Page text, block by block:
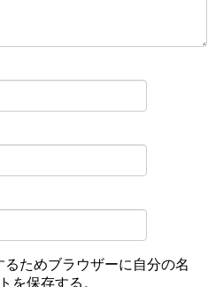
ためブラウザーに自分の名
を保存する。